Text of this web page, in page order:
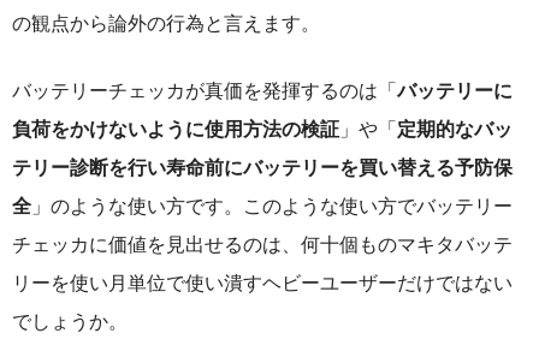
の観点から論外の行為と言えます。
バッテリーチェッカが真価を発揮するのは「バッテリーに
負荷をかけないように使用方法の検証 」や「 定期的なバッ
テリー診断を行い寿命前にバッテリーを買い替える予防保
全 」のような使い方です。このような使い方でバッテリー
チェッカに価値を見出せるのは、何十個ものマキタバッテ
リーを使い月単位で使い潰すヘビーユーザーだけではない
でしょうか。